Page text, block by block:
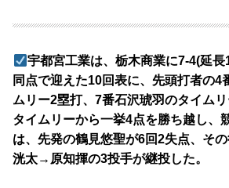
宇都宮工業は、栃木商業に7-4(延
同点で迎えた10回表に、先頭打者の4
ムリー2塁打、7番石沢琥羽のタイム
タイムリーから一挙4点を勝ち越し、
は、先発の鶴見悠聖が6回2失点、そ
洸太→原知揮の3投手が継投した。